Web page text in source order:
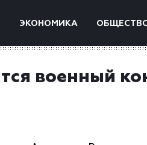
ЭКОНОМИКА
военный